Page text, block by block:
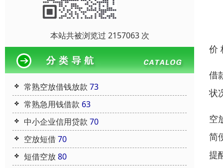
本站共被浏览过 2157063 次
常熟空放借钱放款 73
常熟急用钱借款 63
中小企业信用贷款 70
空放短借70
短借空放80
价
借
状
空
简
提